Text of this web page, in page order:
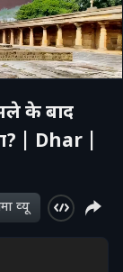
के बाद
| Dhar |
व्‍यू